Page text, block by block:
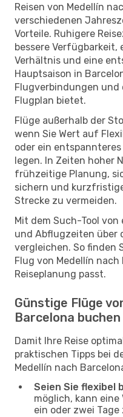
Reisen von Medellín
verschiedenen
Vorteile. Ruhigere
bessere Verfügbarkeit,
Verhältnis und eine
Hauptsaison in
Flugverbindungen und
Flugplan bietet.
Flüge außerhalb der
wenn Sie Wert auf
oder ein
legen. In Zeiten hoher
frühzeitige Planung,
sichern und
Strecke zu vermeiden.
Mit dem Such-Tool von
und Abflugzeiten über
vergleichen. So finden
Flug von Medellín
Reiseplanung passt.
Günstige Flüge
Barcelona buchen
Damit Ihre Reise
praktischen Tipps bei
Medellín nach
Seien Sie flexibel
möglich, kann eine
ein oder zwei